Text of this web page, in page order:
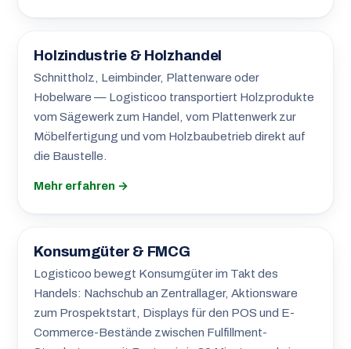
Holzindustrie & Holzhandel
Schnittholz, Leimbinder, Plattenware oder
Hobelware — Logisticoo transportiert Holzprodukte
vom Sägewerk zum Handel, vom Plattenwerk zur
Möbelfertigung und vom Holzbaubetrieb direkt auf
die Baustelle.
Mehr erfahren →
Konsumgüter & FMCG
Logisticoo bewegt Konsumgüter im Takt des
Handels: Nachschub an Zentrallager, Aktionsware
zum Prospektstart, Displays für den POS und E-
Commerce-Bestände zwischen Fulfillment-